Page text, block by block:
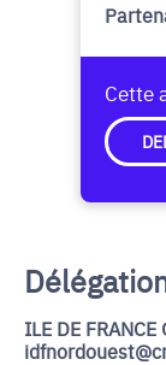
Cette
ILE DE FRANCE